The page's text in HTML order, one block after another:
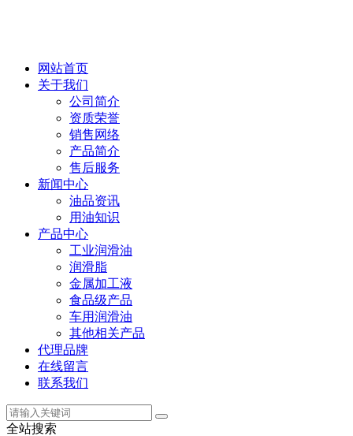
网站首页
关于我们
公司简介
资质荣誉
销售网络
产品简介
售后服务
新闻中心
油品资讯
用油知识
产品中心
工业润滑油
润滑脂
金属加工液
食品级产品
车用润滑油
其他相关产品
代理品牌
在线留言
联系我们
全站搜索